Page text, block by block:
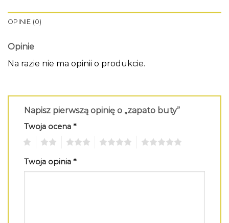
OPINIE (0)
Opinie
Na razie nie ma opinii o produkcie.
Napisz pierwszą opinię o „zapato buty”
Twoja ocena *
Twoja opinia *